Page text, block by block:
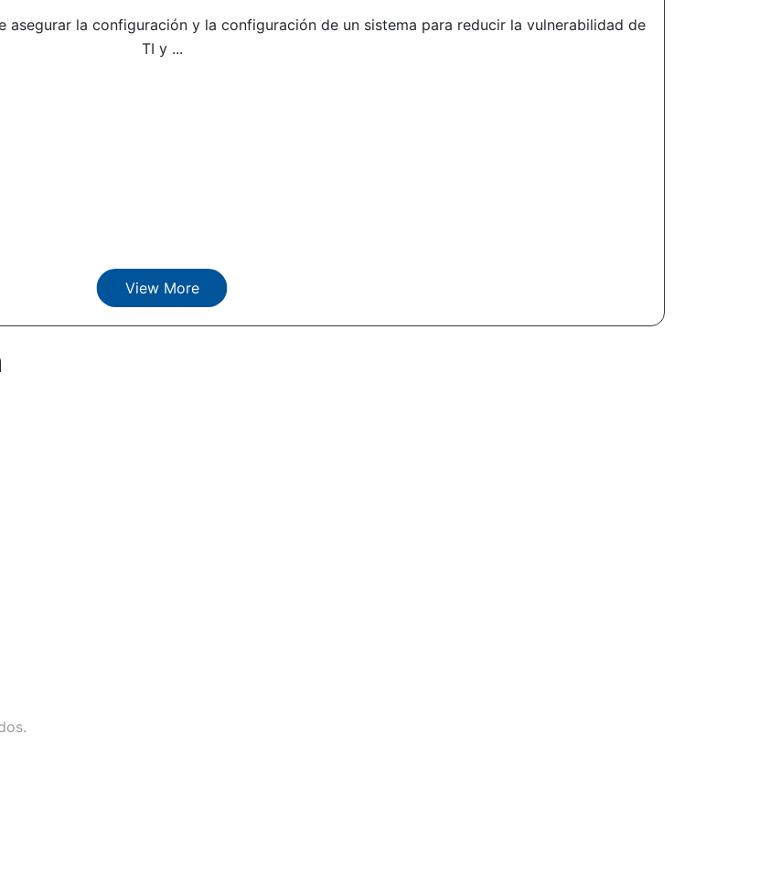
asegurar la configuración y la configuración de un sistema para reducir la vulnerabilidad de
TI y ...
View More